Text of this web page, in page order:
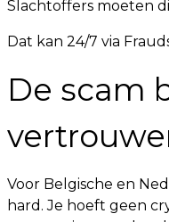
Slachtoffers moeten
Dat kan 24/7 via
De scam
Voor Belgische en
hard. Je hoeft geen